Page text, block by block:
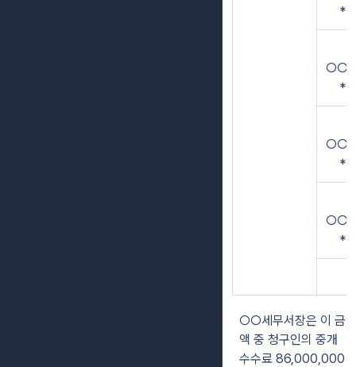
○○세무서장은 이 금
액 중 청구인의 중개
수수료 86,000,000